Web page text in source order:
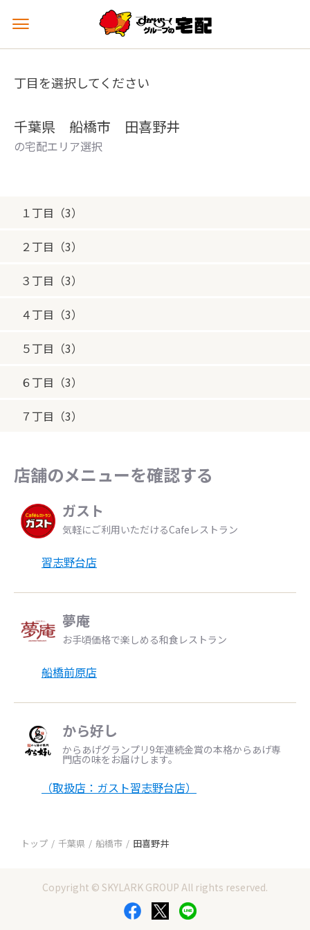
メ
ュ
を
丁目を選択してください
千葉県 船橋市 田喜野井
の宅配エリア選択
１丁目（3）
２丁目（3）
３丁目（3）
４丁目（3）
５丁目（3）
６丁目（3）
７丁目（3）
店舗のメニューを確認する
ガスト
気軽にご利用いただけるCafeレストラン
習志野台店
夢庵
お手頃価格で楽しめる和食レストラン
船橋前原店
から好し
からあげグランプリ9年連続金賞の本格からあげ専
門店の味をお届けします。
（取扱店：ガスト習志野台店）
トップ 千葉県 船橋市 田喜野井
Copyright © SKYLARK GROUP All rights reserved.